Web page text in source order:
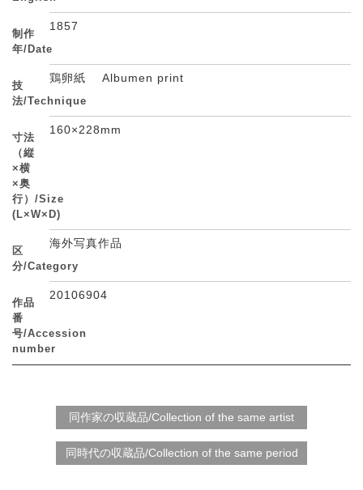
制作
年/Date
1857
技
法/Technique
鶏卵紙 Albumen print
寸法
（縦
×横
×奥
行）/Size
(L×W×D)
160×228mm
区
分/Category
海外写真作品
作品
番
号/Accession
number
20106904